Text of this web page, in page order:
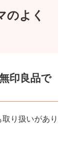
のよく
印良品で
り扱いがあり